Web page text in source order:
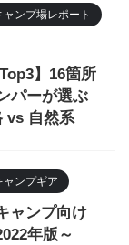
ャンプ場レポート
】16箇所
パーが選ぶ
vs 自然系
ャンプギア
ャンプ向け
年版～